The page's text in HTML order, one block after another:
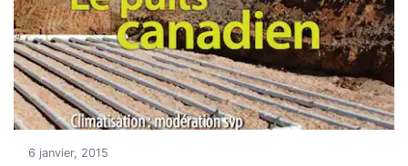
6 janvier, 2015